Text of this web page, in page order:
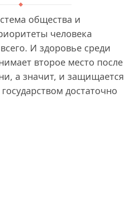
общества и
человека
И здоровье среди
второе место после
а значит, и защищается
достаточно